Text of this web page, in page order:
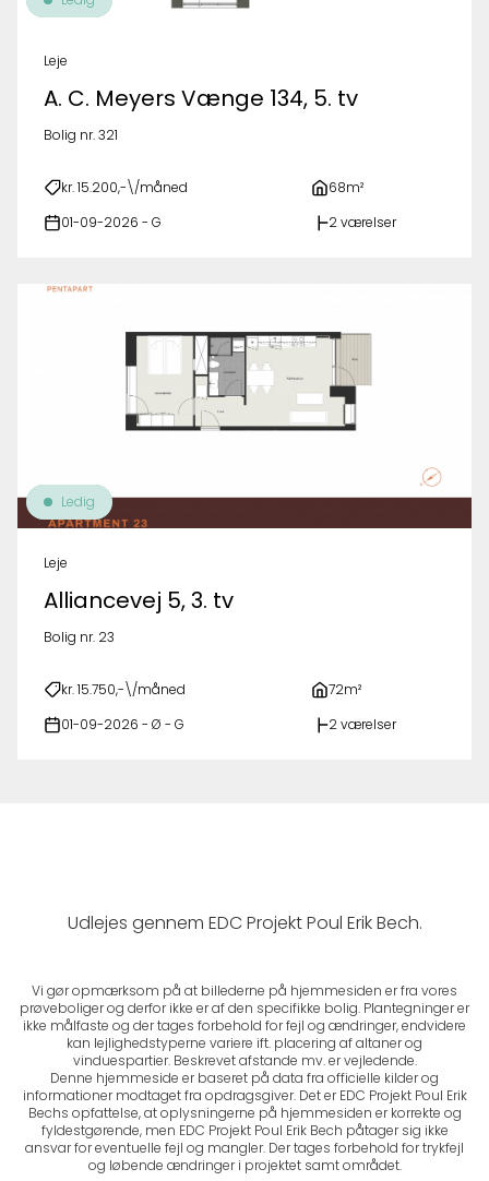
Leje
A. C. Meyers Vænge 134, 5. tv
Bolig nr. 321
kr. 15.200,-\/måned 68m²
01-09-2026 - G 2 værelser
Ledig
Leje
Alliancevej 5, 3. tv
Bolig nr. 23
kr. 15.750,-\/måned 72m²
01-09-2026 - Ø - G 2 værelser
Udlejes gennem EDC Projekt Poul Erik Bech.
Vi gør opmærksom på at billederne på hjemmesiden er fra vores
prøveboliger og derfor ikke er af den specifikke bolig. Plantegninger er
ikke målfaste og der tages forbehold for fejl og ændringer, endvidere
kan lejlighedstyperne variere ift. placering af altaner og
vinduespartier. Beskrevet afstande mv. er vejledende.
Denne hjemmeside er baseret på data fra officielle kilder og
informationer modtaget fra opdragsgiver. Det er EDC Projekt Poul Erik
Bechs opfattelse, at oplysningerne på hjemmesiden er korrekte og
fyldestgørende, men EDC Projekt Poul Erik Bech påtager sig ikke
ansvar for eventuelle fejl og mangler. Der tages forbehold for trykfejl
og løbende ændringer i projektet samt området.